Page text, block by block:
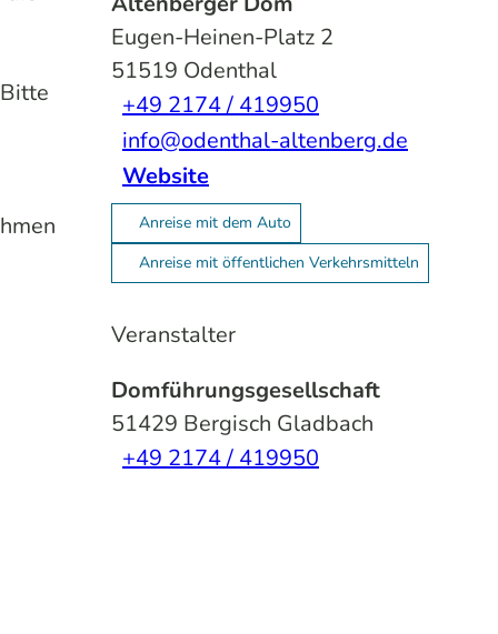
Eugen-Heinen-Platz 2
51519 Odenthal
+49 2174 / 419950
info@odenthal-altenberg.de
Website
Anreise mit dem Auto
Anreise mit öffentlichen Verkehrsmitteln
Veranstalter
Domführungsgesellschaft
51429 Bergisch Gladbach
+49 2174 / 419950